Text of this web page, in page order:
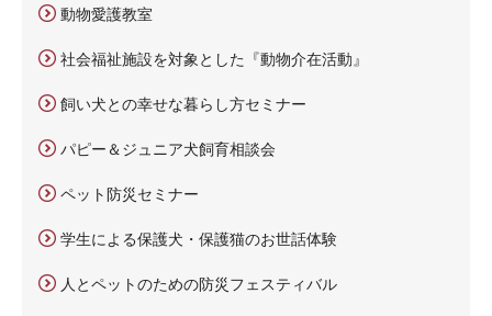
動物愛護教室
社会福祉施設を対象とした『動物介在活動』
飼い犬との幸せな暮らし方セミナー
パピー＆ジュニア犬飼育相談会
ペット防災セミナー
学生による保護犬・保護猫のお世話体験
人とペットのための防災フェスティバル